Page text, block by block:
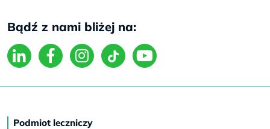
Bądź z nami bliżej na:
Podmiot leczniczy